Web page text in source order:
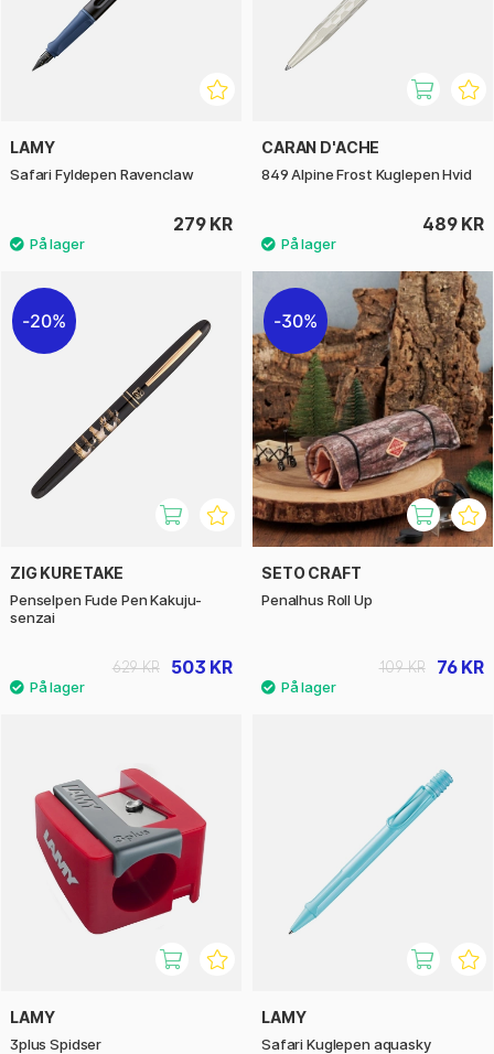
LAMY
Safari Fyldepen Ravenclaw
279 KR
CARAN D'ACHE
849 Alpine Frost Kuglepen Hvid
489 KR
20%
ZIG KURETAKE
Penselpen Fude Pen Kakuju-
senzai
503 KR
629 KR
30%
SETO CRAFT
Penalhus Roll Up
76 KR
109 KR
LAMY
3plus Spidser
LAMY
Safari Kuglepen aquasky